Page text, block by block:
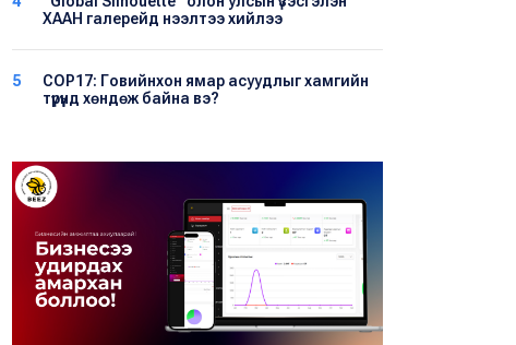
ХААН галерейд нээлтээ хийлээ
5
COP17: Говийнхон ямар асуудлыг хамгийн
түрүүнд хөндөж байна вэ?